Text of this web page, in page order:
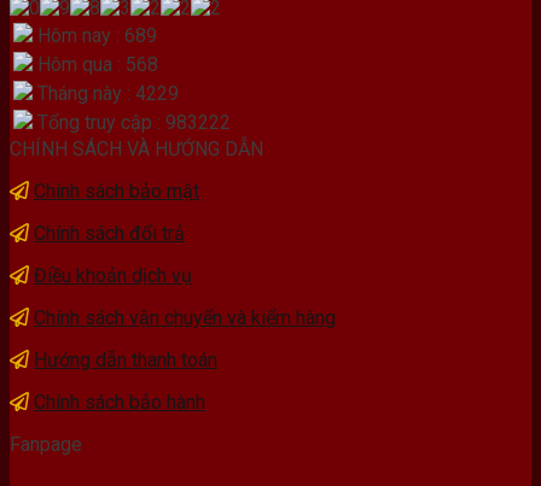
Hôm nay : 689
Hôm qua : 568
Tháng này : 4229
Tổng truy cập : 983222
CHÍNH SÁCH VÀ HƯỚNG DẪN
Chính sách bảo mật
Chính sách đổi trả
Điều khoản dịch vụ
Chính sách vận chuyển và kiểm hàng
Hướng dẫn thanh toán
Chính sách bảo hành
Fanpage